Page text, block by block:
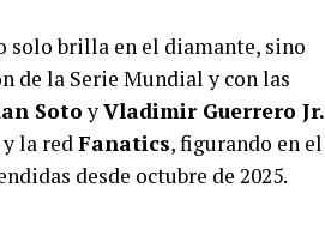
solo brilla en el diamante, sino
de la Serie Mundial y con las
SotoyVladimir Guerrero Jr.
y la redFanatics, figurando en el
desde octubre de 2025.